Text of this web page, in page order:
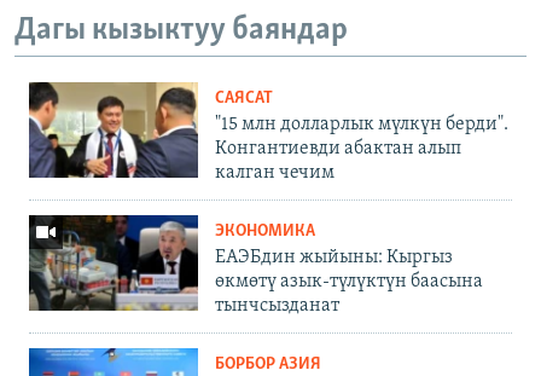
Дагы кызыктуу баяндар
САЯСАТ
"15 млн долларлык мүлкүн берди".
Конгантиевди абактан алып
калган чечим
ЭКОНОМИКА
ЕАЭБдин жыйыны: Кыргыз
өкмөтү азык-түлүктүн баасына
тынчсызданат
БОРБОР АЗИЯ